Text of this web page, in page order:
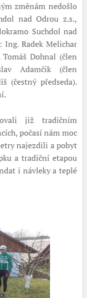
změnám nedošlo
nad Odrou z.s.,
Suchdol nad
Ing. Radek Melichar
Dohnal (člen
Adamčik (člen
(čestný předseda).
již tradičním
počasí nám moc
najezdili a pobyt
a tradiční etapou
i návleky a teplé